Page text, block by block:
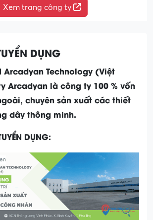
Xem trang công ty
DỤNG
Arcadyan Technology (Việt
Arcadyan là công ty 100 % vốn
chuyên sản xuất các thiết
dây thông minh.
DỤNG: